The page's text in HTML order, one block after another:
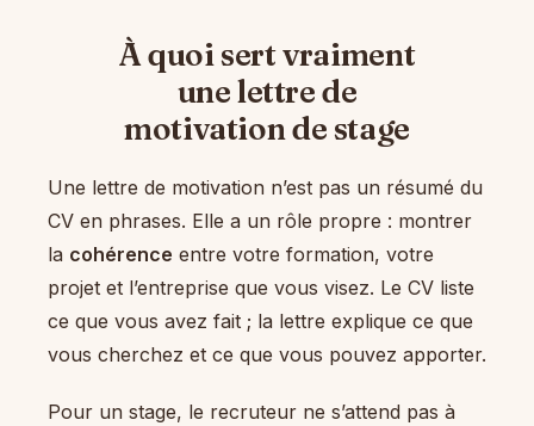
À quoi sert vraiment
une lettre de
motivation de stage
Une lettre de motivation n’est pas un résumé du
CV en phrases. Elle a un rôle propre : montrer
la cohérence entre votre formation, votre
projet et l’entreprise que vous visez. Le CV liste
ce que vous avez fait ; la lettre explique ce que
vous cherchez et ce que vous pouvez apporter.
Pour un stage, le recruteur ne s’attend pas à